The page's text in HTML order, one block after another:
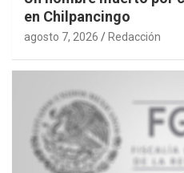
en Chilpancingo
agosto 7, 2026 Redacción